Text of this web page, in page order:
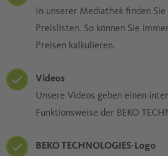
In unserer Mediathek finden
Preislisten. So können Sie
Preisen kalkulieren.
Videos
Unsere Videos geben einen
Funktionsweise der BEKO
BEKO TECHNOLOGIES-Logo